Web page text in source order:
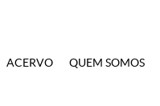
ACERVO QUEM SOMOS